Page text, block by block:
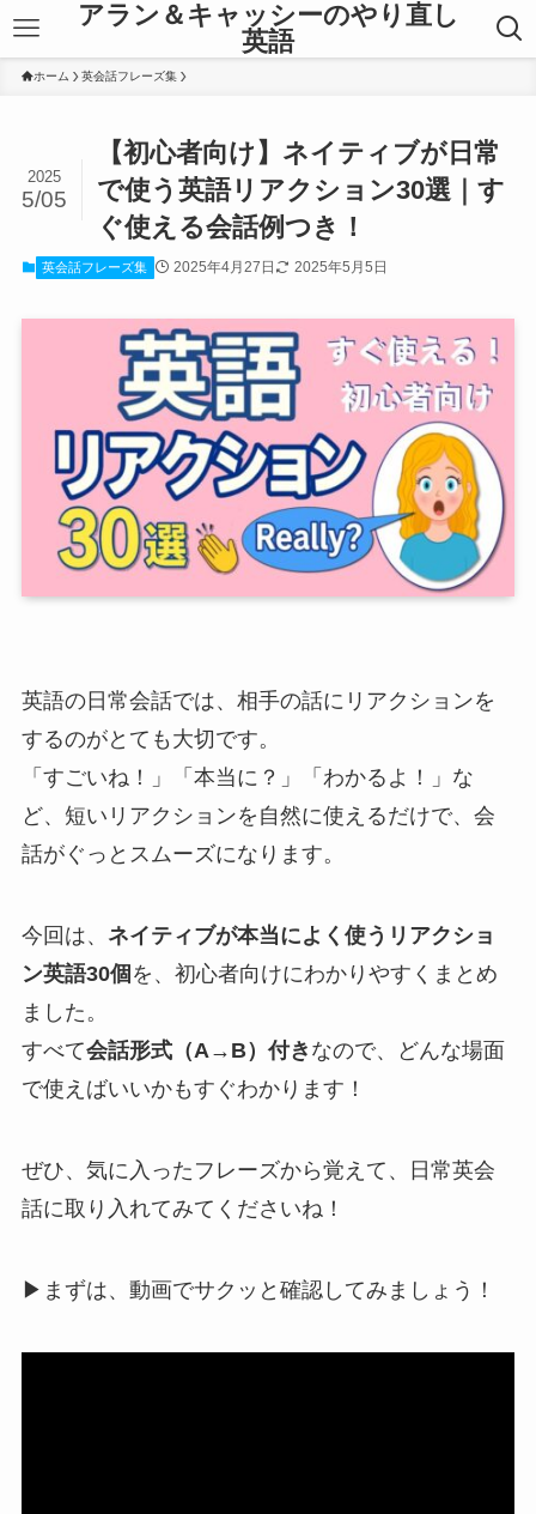
アラン＆キャッシーのやり直し
英語
ホーム 英会話フレーズ集
【初心者向け】ネイティブが日常
で使う英語リアクション30選｜す
ぐ使える会話例つき！
2025
5/05
英会話フレーズ集 2025年4月27日 2025年5月5日
英語の日常会話では、相手の話にリアクションを
するのがとても大切です。
「すごいね！」「本当に？」「わかるよ！」な
ど、短いリアクションを自然に使えるだけで、会
話がぐっとスムーズになります。
今回は、 ネイティブが本当によく使うリアクショ
ン英語30個 を、初心者向けにわかりやすくまとめ
ました。
すべて会話形式（A→B）付き なので、どんな場面
で使えばいいかもすぐわかります！
ぜひ、気に入ったフレーズから覚えて、日常英会
話に取り入れてみてくださいね！
▶︎まずは、動画でサクッと確認してみましょう！